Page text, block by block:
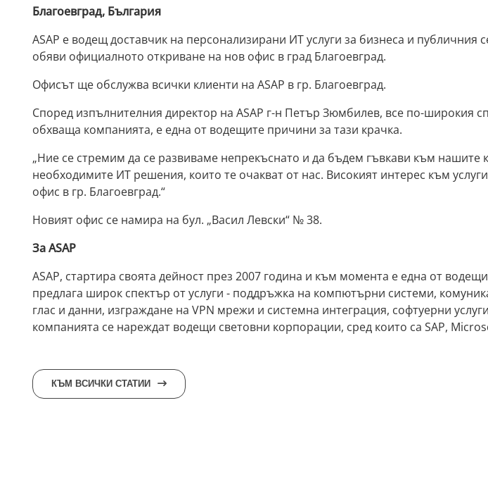
Благоевград, България
ASAP е водещ доставчик на персонализирани ИТ услуги за бизнеса и публичния
обяви официалното откриване на нов офис в град Благоевград.
Офисът ще обслужва всички клиенти на ASAP в гр. Благоевград.
Според изпълнителния директор на ASAP г-н Петър Зюмбилев, все по-широкия
обхваща компанията, е една от водещите причини за тази крачка.
„Ние се стремим да се развиваме непрекъснато и да бъдем гъвкави към нашите
необходимите ИТ решения, които те очакват от нас. Високият интерес към
офис в гр. Благоевград.“
Новият офис се намира на бул. „Васил Левски“ № 38.
За ASAP
ASAP, стартира своята дейност през 2007 година и към момента е една от
предлага широк спектър от услуги - поддръжка на компютърни системи,
глас и данни, изграждане на VPN мрежи и системна интеграция, софтуерни
компанията се нареждат водещи световни корпорации, сред които са SAP,
КЪМ ВСИЧКИ СТАТИИ